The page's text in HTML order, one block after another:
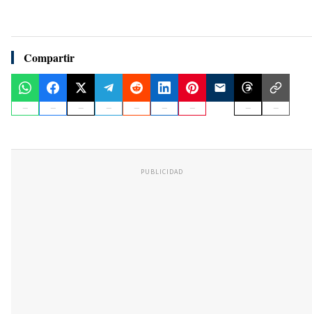
Compartir
PUBLICIDAD